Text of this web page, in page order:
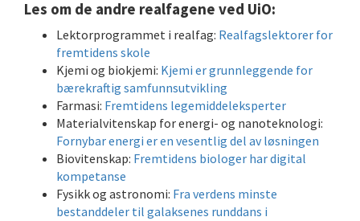
Les om de andre realfagene ved UiO:
Lektorprogrammet i realfag: Realfagslektorer for
fremtidens skole
Kjemi og biokjemi: Kjemi er grunnleggende for
bærekraftig samfunnsutvikling
Farmasi: Fremtidens legemiddeleksperter
Materialvitenskap for energi- og nanoteknologi:
Fornybar energi er en vesentlig del av løsningen
Biovitenskap: Fremtidens biologer har digital
kompetanse
Fysikk og astronomi: Fra verdens minste
bestanddeler til galaksenes runddans i